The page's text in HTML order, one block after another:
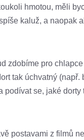
hmotou, měli
kaluž, a naopak
zdobíme pro
tak úchvatný (např.
podívat se, jaké dorty
postavami z filmů